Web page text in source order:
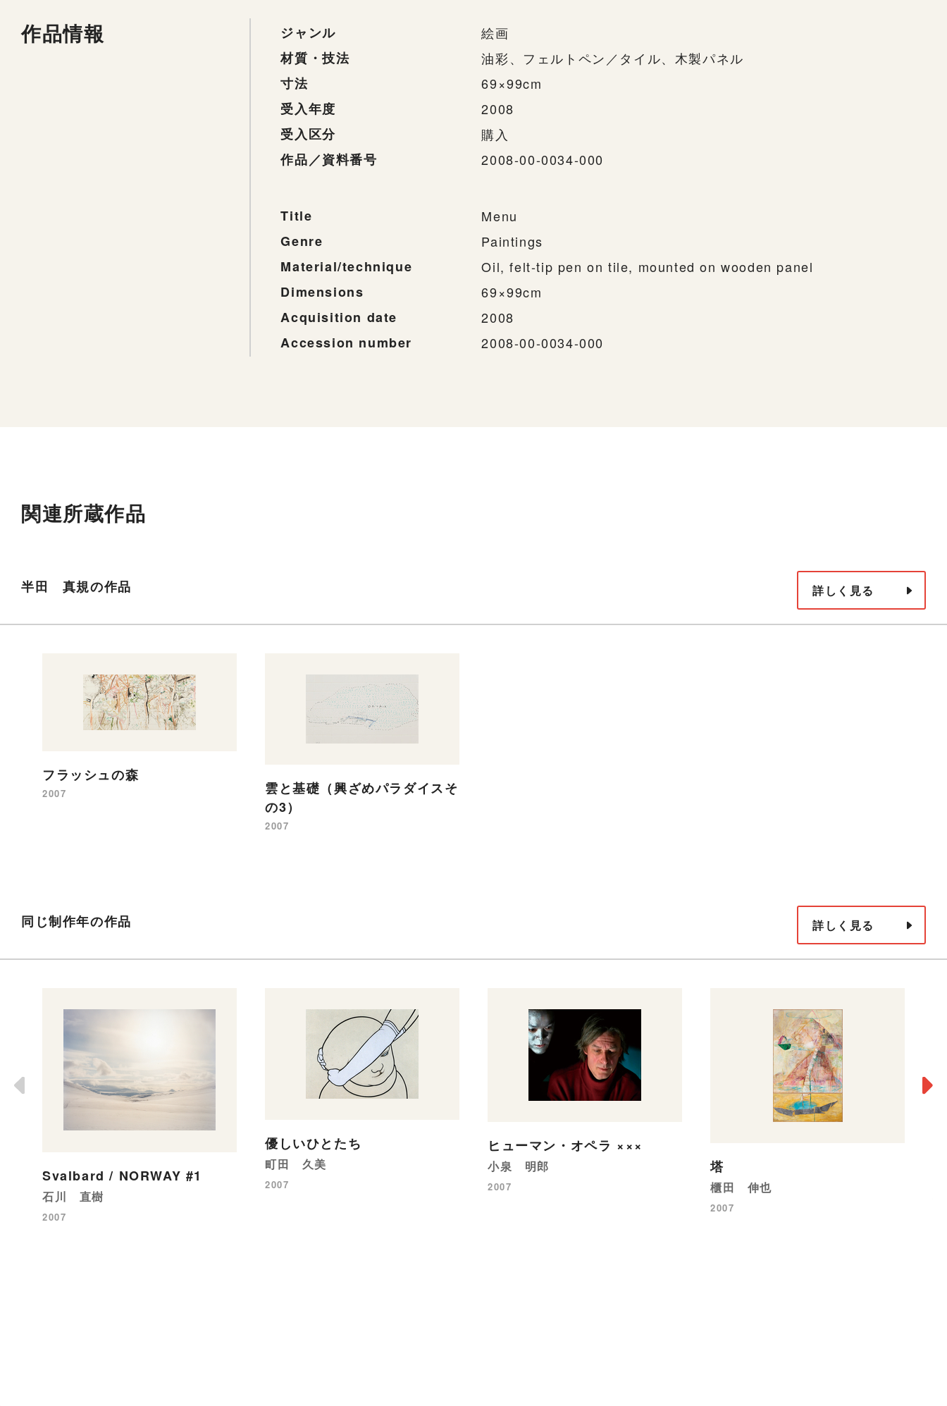
作品情報 ジャンル
絵画
材質・技法
油彩、フェルトペン／タイル、木製パネル
寸法
69×99cm
受入年度
2008
受入区分
購入
作品／資料番号
2008-00-0034-000
Title
Menu
Genre
Paintings
Material/technique
Oil, felt-tip pen on tile, mounted on wooden panel
Dimensions
69×99cm
Acquisition date
2008
Accession number
2008-00-0034-000
関連所蔵作品
半田 真規の作品 詳しく見る
フラッシュの森
2007
雲と基礎（興ざめパラダイスそ
の3）
2007
同じ制作年の作品 詳しく見る
Svalbard / NORWAY #1
石川 直樹
2007
優しいひとたち
町田 久美
2007
ヒューマン・オペラ ×××
小泉 明郎
2007
塔
櫃田 伸也
2007